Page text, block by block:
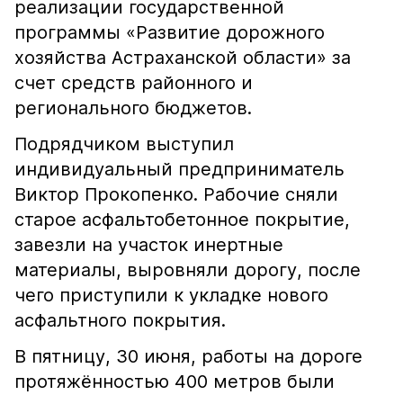
реализации государственной
программы «Развитие дорожного
хозяйства Астраханской области» за
счет средств районного и
регионального бюджетов.
Подрядчиком выступил
индивидуальный предприниматель
Виктор Прокопенко. Рабочие сняли
старое асфальтобетонное покрытие,
завезли на участок инертные
материалы, выровняли дорогу, после
чего приступили к укладке нового
асфальтного покрытия.
В пятницу, 30 июня, работы на дороге
протяжённостью 400 метров были